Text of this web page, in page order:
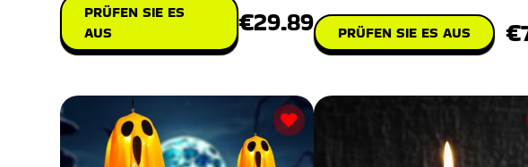
PRÜFEN SIE ES
AUS
€29.89 PRÜFEN SIE ES AUS